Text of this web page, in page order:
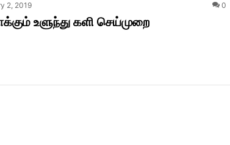
2, 2019 0
உளுந்து களி செய்முறை